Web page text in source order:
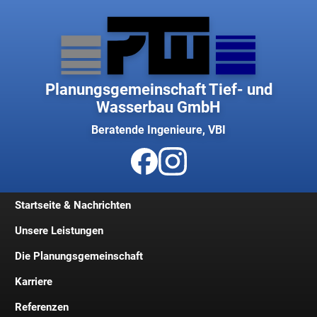
Planungsgemeinschaft Tief- und
Wasserbau GmbH
Beratende Ingenieure, VBI
Startseite & Nachrichten
Unsere Leistungen
Die Planungsgemeinschaft
Geschichte
Geschäftsleitung
Karriere
Jobs und Stellenangebote
Referenzen